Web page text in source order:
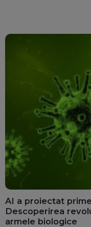
AI a proiectat
Descoperirea
armele biologice